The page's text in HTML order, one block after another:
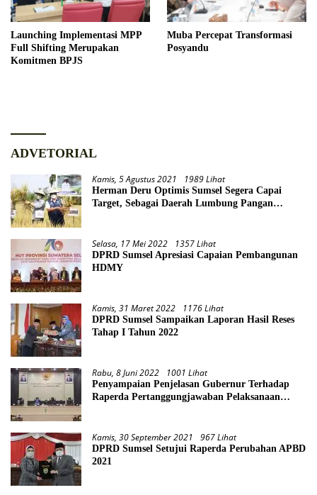
Launching Implementasi MPP
Full Shifting Merupakan
Komitmen BPJS
Muba Percepat Transformasi
Posyandu
ADVETORIAL
Kamis, 5 Agustus 2021 1989 Lihat
Herman Deru Optimis Sumsel Segera Capai
Target, Sebagai Daerah Lumbung Pangan
Selasa, 17 Mei 2022 1357 Lihat
DPRD Sumsel Apresiasi Capaian Pembangunan
HDMY
Kamis, 31 Maret 2022 1176 Lihat
DPRD Sumsel Sampaikan Laporan Hasil Reses
Tahap I Tahun 2022
Rabu, 8 Juni 2022 1001 Lihat
Penyampaian Penjelasan Gubernur Terhadap
Raperda Pertanggungjawaban Pelaksanaan
Kamis, 30 September 2021 967 Lihat
DPRD Sumsel Setujui Raperda Perubahan APBD
2021